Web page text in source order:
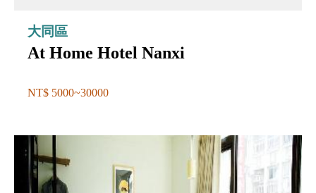
大同區
At Home Hotel Nanxi
NT$ 5000~30000